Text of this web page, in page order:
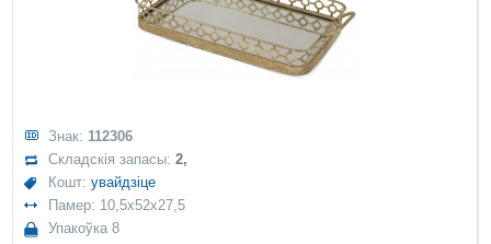
Знак: 112306
Складскія запасы:2,
Кошт:увайдзіце
Памер: 10,5x52x27,5
Упакоўка 8